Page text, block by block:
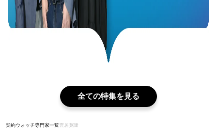
全ての特集を見る
契約ウォッチ専門家一覧雲居寛隆